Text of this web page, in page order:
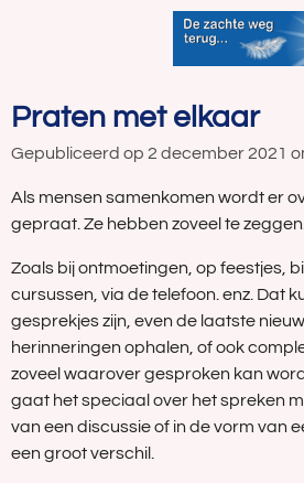
de
hoofdinhoud
Praten met elkaar
Gepubliceerd op 2 december 2021
Als mensen samenkomen wordt er
gepraat. Ze hebben zoveel te zeggen.
Zoals bij ontmoetingen, op feestjes,
cursussen, via de telefoon. enz. Dat
gesprekjes zijn, even de laatste
herinneringen ophalen, of ook
zoveel waarover gesproken kan
gaat het speciaal over het spreken
van een discussie of in de vorm van
een groot verschil.